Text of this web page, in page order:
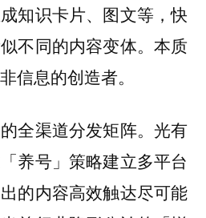
知识卡片、图文等，快
不同的内容变体。本质
信息的创造者。
全渠道分发矩阵。 光有
养号」策略建立多平台
的内容高效触达尽可能